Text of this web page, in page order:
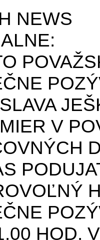
NEWS
V
HOD.